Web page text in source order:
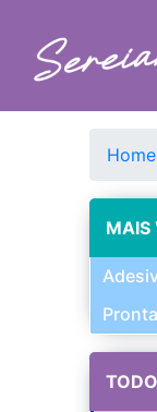
Home
MAIS